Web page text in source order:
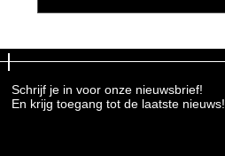
Schrijf je in voor onze nieuwsbrief!
En krijg toegang tot de laatste nieuws!